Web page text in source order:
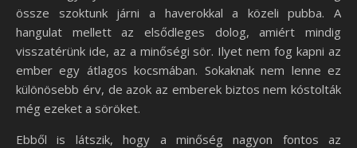
össze szoktunk járni a haverokkal a közeli pubba. A
hangulat mellett az elsődleges dolog, amiért mindig
visszatérünk ide, az a minőségi sör. Ilyet nem fog kapni az
ember egy átlagos kocsmában. Sokaknak nem lenne ez
különösebb érv, de azok az emberek biztos nem kóstolták
még ezeket a söröket.
Ebből is látszik, hogy a minőség nagyon fontos az